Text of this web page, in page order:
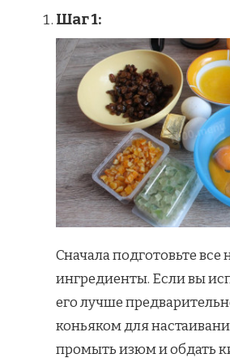
Шаг 1:
Сначала подготовьте
ингредиенты. Если вы
его лучше
коньяком для
промыть изюм и обдать